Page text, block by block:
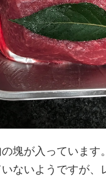
塊が入っています
ないようですが、